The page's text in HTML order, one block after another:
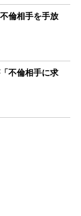
倫相手を手放
不倫相手に求